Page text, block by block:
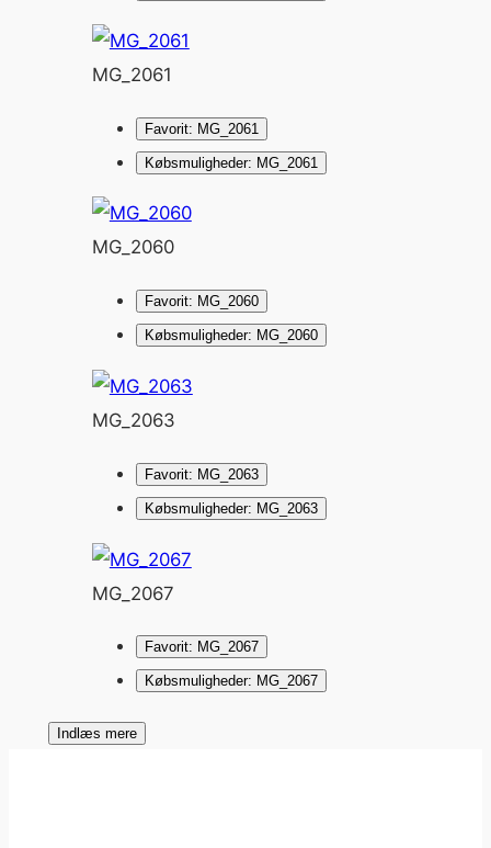
MG_2061
Favorit: MG_2061
Købsmuligheder: MG_2061
MG_2060
Favorit: MG_2060
Købsmuligheder: MG_2060
MG_2063
Favorit: MG_2063
Købsmuligheder: MG_2063
MG_2067
Favorit: MG_2067
Købsmuligheder: MG_2067
Indlæs mere